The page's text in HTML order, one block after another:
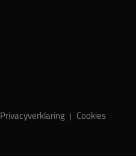
Privacyverklaring | Cookies